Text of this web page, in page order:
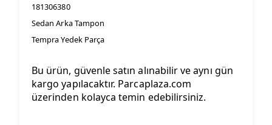
181306380
Sedan Arka Tampon
Tempra Yedek Parça
Bu ürün, güvenle satın alınabilir ve aynı gün
kargo yapılacaktır. Parcaplaza.com
üzerinden kolayca temin edebilirsiniz.